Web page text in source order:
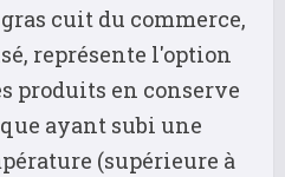
cuit du commerce,
représente l'option
produits en conserve
ayant subi une
(supérieure à